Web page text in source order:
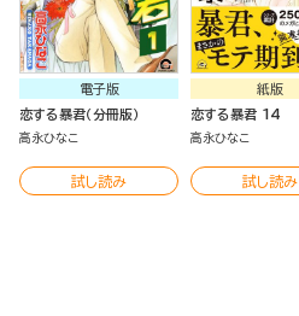
電子版
恋する暴君（分冊版）
高永ひなこ
試し読み
紙版
恋する暴君 14
高永ひなこ
試し読み